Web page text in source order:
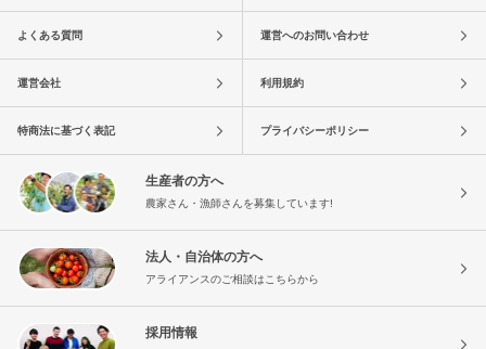
よくある質問 運営へのお問い合わせ
運営会社 利用規約
特商法に基づく表記 プライバシーポリシー
生産者の方へ
農家さん・漁師さんを募集しています!
法人・自治体の方へ
アライアンスのご相談はこちらから
採用情報